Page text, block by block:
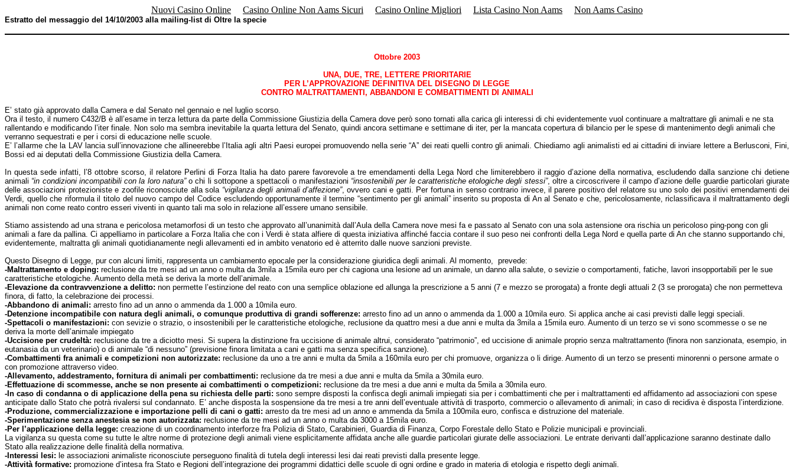
Nuovi Casino Online Casino Online Non Aams Sicuri Casino Online Migliori Lista Casino Non Aams Non Aams Casino
Estratto del messaggio del 14/10/2003 alla mailing-list di Oltre la specie
Ottobre 2003
UNA, DUE, TRE, LETTERE PRIORITARIE
PER L’APPROVAZIONE DEFINITIVA DEL DISEGNO DI LEGGE
CONTRO MALTRATTAMENTI, ABBANDONI E COMBATTIMENTI DI ANIMALI
E’ stato già approvato dalla Camera e dal Senato nel gennaio e nel luglio scorso.
Ora il testo, il numero C432/B è all’esame in terza lettura da parte della Commissione Giustizia della Camera dove però sono tornati alla carica gli interessi di chi evidentemente vuol continuare a maltrattare gli animali e ne sta
rallentando e modificando l’iter finale. Non solo ma sembra inevitabile la quarta lettura del Senato, quindi ancora settimane e settimane di iter, per la mancata copertura di bilancio per le spese di mantenimento degli animali che
verranno sequestrati e per i corsi di educazione nelle scuole.
E’ l’allarme che la LAV lancia sull’innovazione che allineerebbe l’Italia agli altri Paesi europei promuovendo nella serie “A” dei reati quelli contro gli animali. Chiediamo agli animalisti ed ai cittadini di inviare lettere a Berlusconi, Fini,
Bossi ed ai deputati della Commissione Giustizia della Camera.
In questa sede infatti, l’8 ottobre scorso, il relatore Perlini di Forza Italia ha dato parere favorevole a tre emendamenti della Lega Nord che limiterebbero il raggio d’azione della normativa, escludendo dalla sanzione chi detiene
animali “in condizioni incompatibili con la loro natura”o chi li sottopone a spettacoli o manifestazioni “insostenibili per le caratteristiche etologiche degli stessi”, oltre a circoscrivere il campo d’azione delle guardie particolari giurate
delle associazioni protezioniste e zoofile riconosciute alla sola “vigilanza degli animali d’affezione”, ovvero cani e gatti. Per fortuna in senso contrario invece, il parere positivo del relatore su uno solo dei positivi emendamenti dei
Verdi, quello che riformula il titolo del nuovo campo del Codice escludendo opportunamente il termine “sentimento per gli animali” inserito su proposta di An al Senato e che, pericolosamente, riclassificava il maltrattamento degli
animali non come reato contro esseri viventi in quanto tali ma solo in relazione all’essere umano sensibile.
Stiamo assistendo ad una strana e pericolosa metamorfosi di un testo che approvato all’unanimità dall’Aula della Camera nove mesi fa e passato al Senato con una sola astensione ora rischia un pericoloso ping-pong con gli
animali a fare da pallina. Ci appelliamo in particolare a Forza Italia che con i Verdi è stata alfiere di questa iniziativa affinché faccia contare il suo peso nei confronti della Lega Nord e quella parte di An che stanno supportando chi,
evidentemente, maltratta gli animali quotidianamente negli allevamenti ed in ambito venatorio ed è atterrito dalle nuove sanzioni previste.
Questo Disegno di Legge, pur con alcuni limiti, rappresenta un cambiamento epocale per la considerazione giuridica degli animali. Al momento, prevede:
-Maltrattamento e doping: reclusione da tre mesi ad un anno o multa da 3mila a 15mila euro per chi cagiona una lesione ad un animale, un danno alla salute, o sevizie o comportamenti, fatiche, lavori insopportabili per le sue
caratteristiche etologiche. Aumento della metà se deriva la morte dell’animale.
-Elevazione da contravvenzione a delitto: non permette l’estinzione del reato con una semplice oblazione ed allunga la prescrizione a 5 anni (7 e mezzo se prorogata) a fronte degli attuali 2 (3 se prorogata) che non permetteva
finora, di fatto, la celebrazione dei processi.
-Abbandono di animali: arresto fino ad un anno o ammenda da 1.000 a 10mila euro.
-Detenzione incompatibile con natura degli animali, o comunque produttiva di grandi sofferenze: arresto fino ad un anno o ammenda da 1.000 a 10mila euro. Si applica anche ai casi previsti dalle leggi speciali.
-Spettacoli o manifestazioni: con sevizie o strazio, o insostenibili per le caratteristiche etologiche, reclusione da quattro mesi a due anni e multa da 3mila a 15mila euro. Aumento di un terzo se vi sono scommesse o se ne
deriva la morte dell’animale impiegato
-Uccisione per crudeltà: reclusione da tre a diciotto mesi. Si supera la distinzione fra uccisione di animale altrui, considerato “patrimonio”, ed uccisione di animale proprio senza maltrattamento (finora non sanzionata, esempio, in
eutanasia da un veterinario) o di animale “di nessuno” (previsione finora limitata a cani e gatti ma senza specifica sanzione).
-Combattimenti fra animali e competizioni non autorizzate: reclusione da uno a tre anni e multa da 5mila a 160mila euro per chi promuove, organizza o li dirige. Aumento di un terzo se presenti minorenni o persone armate o
con promozione attraverso video.
-Allevamento, addestramento, fornitura di animali per combattimenti: reclusione da tre mesi a due anni e multa da 5mila a 30mila euro.
-Effettuazione di scommesse, anche se non presente ai combattimenti o competizioni: reclusione da tre mesi a due anni e multa da 5mila a 30mila euro.
-In caso di condanna o di applicazione della pena su richiesta delle parti: sono sempre disposti la confisca degli animali impiegati sia per i combattimenti che per i maltrattamenti ed affidamento ad associazioni con spese
anticipate dallo Stato che potrà rivalersi sul condannato. E’ anche disposta la sospensione da tre mesi a tre anni dell’eventuale attività di trasporto, commercio o allevamento di animali; in caso di recidiva è disposta l’interdizione.
-Produzione, commercializzazione e importazione pelli di cani o gatti: arresto da tre mesi ad un anno e ammenda da 5mila a 100mila euro, confisca e distruzione del materiale.
-Sperimentazione senza anestesia se non autorizzata: reclusione da tre mesi ad un anno o multa da 3000 a 15mila euro.
-Per l’applicazione della legge: creazione di un coordinamento interforze fra Polizia di Stato, Carabinieri, Guardia di Finanza, Corpo Forestale dello Stato e Polizie municipali e provinciali.
La vigilanza su questa come su tutte le altre norme di protezione degli animali viene esplicitamente affidata anche alle guardie particolari giurate delle associazioni. Le entrate derivanti dall’applicazione saranno destinate dallo
Stato alla realizzazione delle finalità della normativa.
-Interessi lesi: le associazioni animaliste riconosciute perseguono finalità di tutela degli interessi lesi dai reati previsti dalla presente legge.
-Attività formative: promozione d’intesa fra Stato e Regioni dell’integrazione dei programmi didattici delle scuole di ogni ordine e grado in materia di etologia e rispetto degli animali.